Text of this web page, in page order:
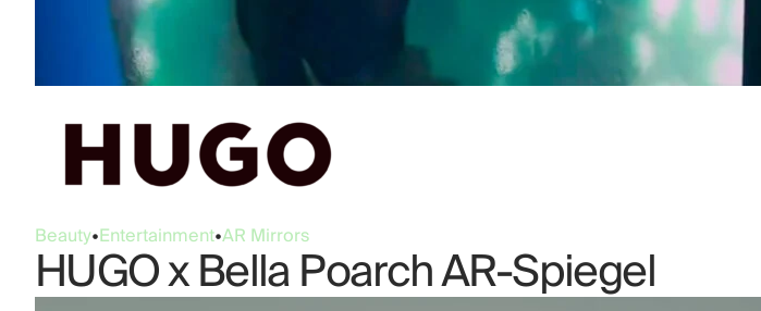
Beauty•Entertainment•AR Mirrors
HUGO x Bella Poarch AR-Spiegel